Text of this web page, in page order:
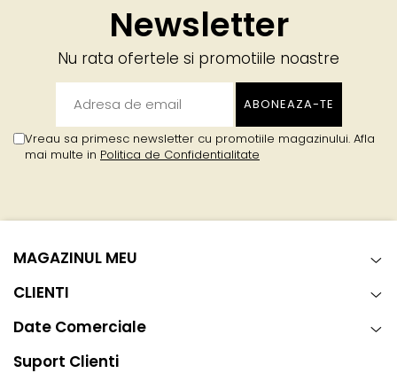
Newsletter
Nu rata ofertele si promotiile noastre
Vreau sa primesc newsletter cu promotiile magazinului. Afla
mai multe in Politica de Confidentialitate
MAGAZINUL MEU
CLIENTI
Date Comerciale
Suport Clienti